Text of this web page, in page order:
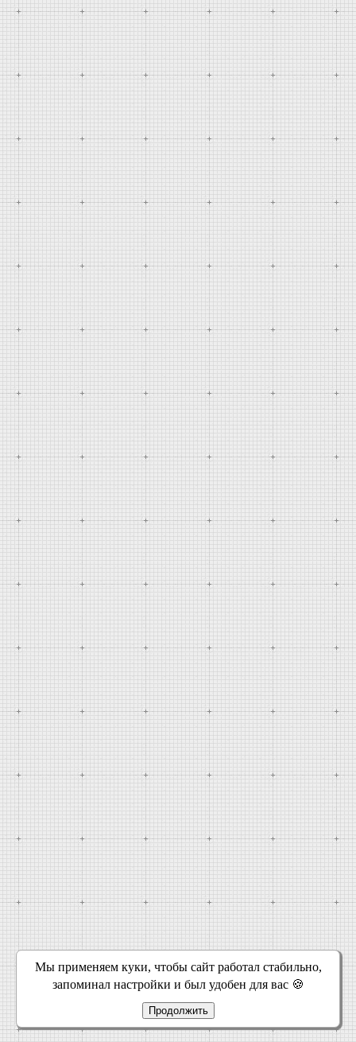
Мы применяем куки, чтобы сайт работал стабильно,
запоминал настройки и был удобен для вас 🍪
Продолжить